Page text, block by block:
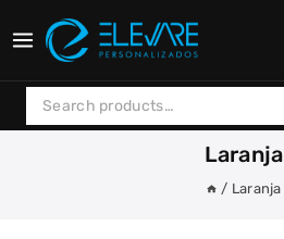
to
Search
for:
Laranja
/ Laranja